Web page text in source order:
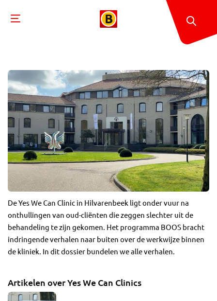
De Yes We Can Clinic in Hilvarenbeek ligt onder vuur na
onthullingen van oud-cliënten die zeggen slechter uit de
behandeling te zijn gekomen. Het programma BOOS bracht
indringende verhalen naar buiten over de werkwijze binnen
de kliniek. In dit dossier bundelen we alle verhalen.
Artikelen over Yes We Can Clinics